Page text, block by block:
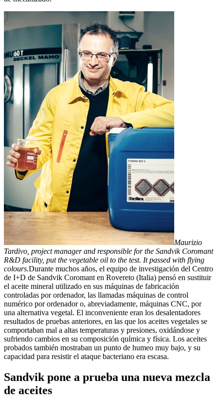
Maurizio
Tardivo, project manager and responsible for the Sandvik Coromant
R&D facility, put the vegetable oil to the test. It passed with flying
colours.Durante muchos años, el equipo de investigación del Centro
de I+D de Sandvik Coromant en Rovereto (Italia) pensó en sustituir
el aceite mineral utilizado en sus máquinas de fabricación
controladas por ordenador, las llamadas máquinas de control
numérico por ordenador o, abreviadamente, máquinas CNC, por
una alternativa vegetal. El inconveniente eran los desalentadores
resultados de pruebas anteriores, en las que los aceites vegetales se
comportaban mal a altas temperaturas y presiones, oxidándose y
sufriendo cambios en su composición química y física. Los aceites
probados también mostraban un punto de humeo muy bajo, y su
capacidad para resistir el ataque bacteriano era escasa.
Sandvik pone a prueba una nueva mezcla
de aceites